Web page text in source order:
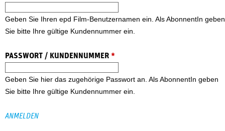
Geben Sie Ihren epd Film-Benutzernamen ein. Als AbonnentIn geben
Sie bitte Ihre gültige Kundennummer ein.
PASSWORT / KUNDENNUMMER *
Geben Sie hier das zugehörige Passwort an. Als AbonnentIn geben
Sie bitte Ihre gültige Kundennummer ein.